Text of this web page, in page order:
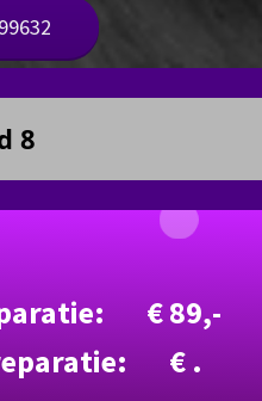
8
€ 89,-
€ .